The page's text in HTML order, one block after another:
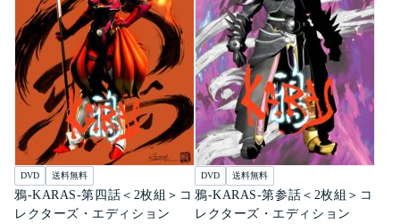
DVD 送料無料
鴉-KARAS-第四話＜2枚組＞コ
レクターズ・エディション
DVD 送料無料
鴉-KARAS-第参話＜2枚組＞コ
レクターズ・エディション